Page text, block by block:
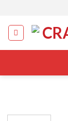
content